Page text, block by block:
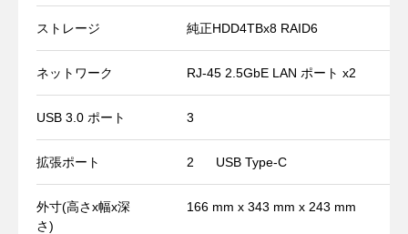
ストレージ 純正HDD4TBx8 RAID6
ネットワーク RJ-45 2.5GbE LAN ポート x2
USB 3.0 ポート 3
拡張ポート 2 USB Type-C
外寸(高さx幅x深
さ)
166 mm x 343 mm x 243 mm